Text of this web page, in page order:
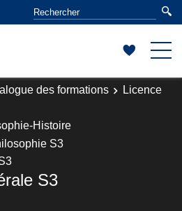
des formations
Licence
Histoire
S3
S3